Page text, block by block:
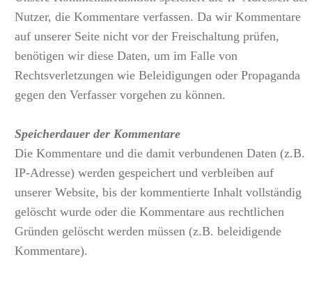
Nutzer, die Kommentare verfassen. Da wir Kommentare
auf unserer Seite nicht vor der Freischaltung prüfen,
benötigen wir diese Daten, um im Falle von
Rechtsverletzungen wie Beleidigungen oder Propaganda
gegen den Verfasser vorgehen zu können.
Speicherdauer der Kommentare
Die Kommentare und die damit verbundenen Daten (z.B.
IP-Adresse) werden gespeichert und verbleiben auf
unserer Website, bis der kommentierte Inhalt vollständig
gelöscht wurde oder die Kommentare aus rechtlichen
Gründen gelöscht werden müssen (z.B. beleidigende
Kommentare).